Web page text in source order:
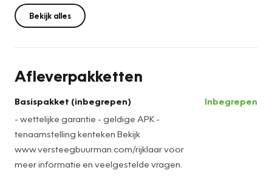
- Slijtagedelen vervangen (de norm is dat deze minimaal
10.000km meegaan óf tot de volgende onderhoudsbeurt,
- Wassen / Poetsen.
een volle accu.
Meer informatie en veelgestelde vragen kijk op:
www.versteegbuurman.com/rijklaar
Bekijk alles
Afleverpakketten
Basispakket (inbegrepen)
- wettelijke garantie - geldige APK -
tenaamstelling kenteken Bekijk
www.versteegbuurman.com/rijklaar voor
meer informatie en veelgestelde vragen.
Inbegrepen